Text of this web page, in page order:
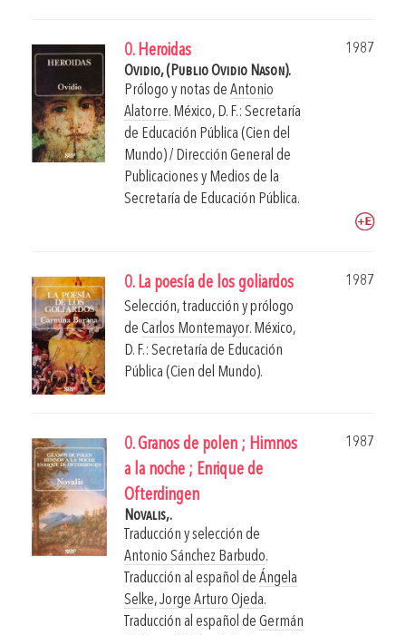
0. Heroidas
1987
Ovidio, (Publio Ovidio Nason).
Prólogo y notas de Antonio
Alatorre. México, D. F.: Secretaría
de Educación Pública (Cien del
Mundo) / Dirección General de
Publicaciones y Medios de la
Secretaría de Educación Pública.
0. La poesía de los goliardos
1987
Selección, traducción y prólogo
de Carlos Montemayor. México,
D. F.: Secretaría de Educación
Pública (Cien del Mundo).
0. Granos de polen ; Himnos
a la noche ; Enrique de
Ofterdingen
1987
Novalis,.
Traducción y selección de
Antonio Sánchez Barbudo.
Traducción al español de Ángela
Selke,Jorge Arturo Ojeda.
Traducción al español de Germán